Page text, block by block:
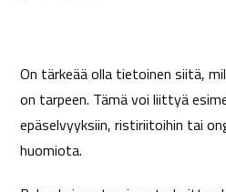
On tärkeää olla tietoinen siitä,
on tarpeen. Tämä voi liittyä
epäselvyyksiin, ristiriitoihin tai
huomiota.